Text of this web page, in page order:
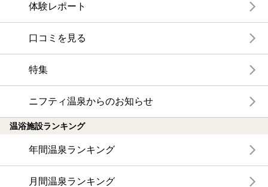
体験レポート
口コミを見る
特集
ニフティ温泉からのお知らせ
温浴施設ランキング
年間温泉ランキング
月間温泉ランキング